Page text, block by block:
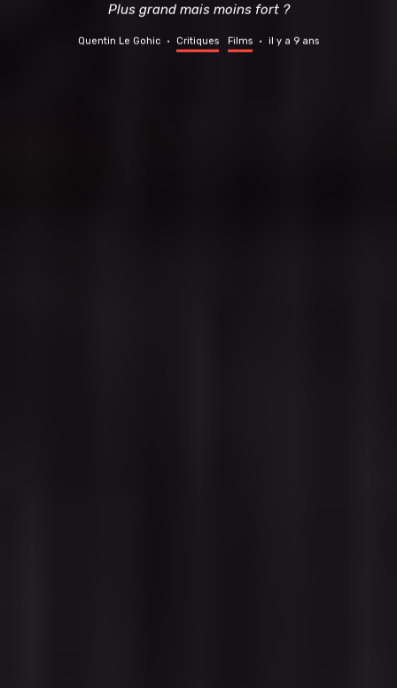
Plus grand mais moins fort ?
Quentin Le Gohic · Critiques Films · il y a 9 ans